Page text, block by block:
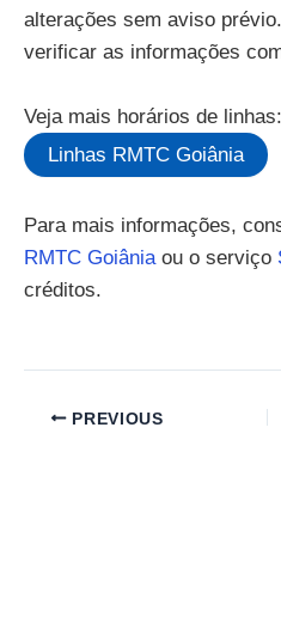
alterações sem aviso
verificar as informações
Veja mais horários de linhas:
Linhas RMTC Goiânia
Para mais informações,
RMTC Goiâniaou o serviço
créditos.
PREVIOUS